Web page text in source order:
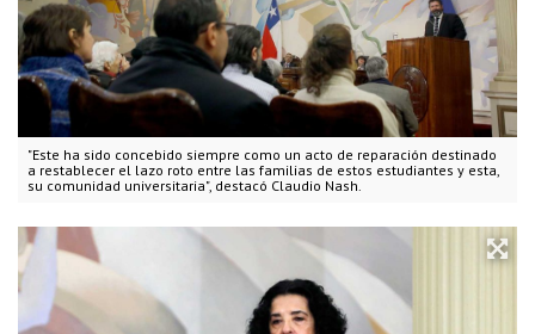
"Este ha sido concebido siempre como un acto de reparación destinado
a restablecer el lazo roto entre las familias de estos estudiantes y esta,
su comunidad universitaria", destacó Claudio Nash.